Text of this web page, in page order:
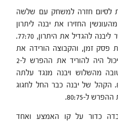
בשיניים, ו-2:45 דקות לסיום חזרה למשחק עם שלשה
נקודות מהעונשין החזירו את יבנה ליתרון
חמש, ואיבוד כדור של בת ים איפשר ליבנה להגדיל את היתרון, 77:70.
פסק זמן, והקבוצה הורידה את
ההפרש ל-5 נקודות. אופיר פרחי יכול היה להוריד את ההפרש ל-2
מהשלוש ויבנה מנגד עלתה
ליתרון 78:72 ומיד אחר כך ל-80:72. הקהל של יבנה כבר החל לחגוג
ל-80:75.
איבדה כדור על קו האמצע ואחד